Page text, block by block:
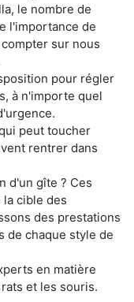
le nombre de
l'importance de
sur nous
pour régler
à n'importe quel
peut toucher
rentrer dans
d'un gîte ? Ces
cible des
des prestations
de chaque style de
en matière
et les souris.